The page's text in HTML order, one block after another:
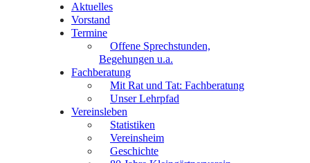
Aktuelles
Vorstand
Termine
Offene Sprechstunden,
Begehungen u.a.
Fachberatung
Mit Rat und Tat: Fachberatung
Unser Lehrpfad
Vereinsleben
Statistiken
Vereinsheim
Geschichte